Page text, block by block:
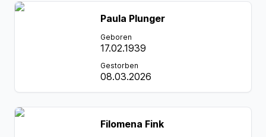
Paula Plunger
Geboren
17.02.1939
Gestorben
08.03.2026
Filomena Fink